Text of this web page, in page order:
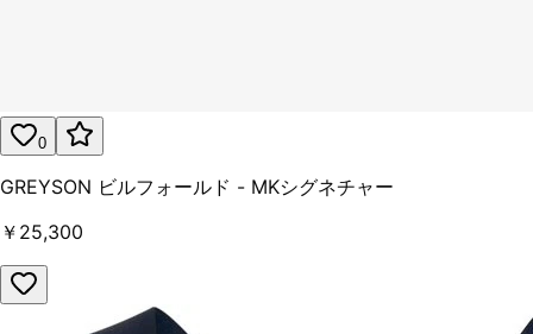
0
GREYSON ビルフォールド - MKシグネチャー
￥25,300